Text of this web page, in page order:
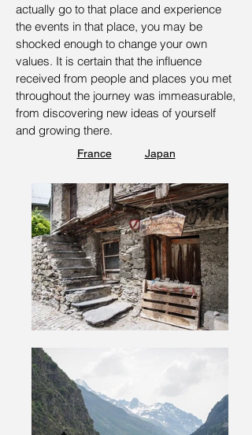
actually go to that place and experience
the events in that place, you may be
shocked enough to change your own
values. It is certain that the influence
received from people and places you met
throughout the journey was immeasurable,
from discovering new ideas of yourself
and growing there.
France Japan